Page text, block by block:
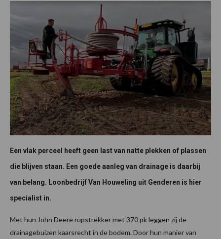
Een vlak perceel heeft geen last van natte plekken of plassen
die blijven staan. Een goede aanleg van drainage is daarbij
van belang. Loonbedrijf Van Houweling uit Genderen is hier
specialist in.
Met hun John Deere rupstrekker met 370 pk leggen zij de
drainagebuizen kaarsrecht in de bodem. Door hun manier van